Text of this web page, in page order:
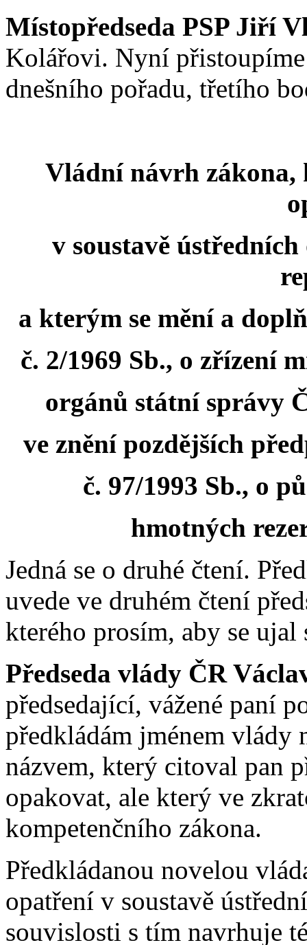
Místopředseda PSP Jiří
Kolářovi. Nyní
dnešního pořadu, třetího
Vládní návrh zákona,
v soustavě
a kterým se mění a
č. 2/1969 Sb., o zřízení
orgánů státní správy
ve znění pozdějších
č. 97/1993 Sb., o
hmotných
Jedná se o druhé čtení.
uvede ve druhém čtení
kterého prosím, aby se ujal
Předseda vlády ČR
předsedající, vážené paní
předkládám jménem vlády
názvem, který citoval pan
opakovat, ale který ve
kompetenčního zákona.
Předkládanou novelou
opatření v soustavě
souvislosti s tím navrhuje